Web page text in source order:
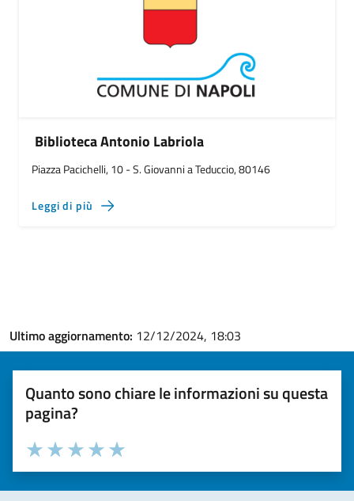
Biblioteca Antonio Labriola
Piazza Pacichelli, 10 - S. Giovanni a Teduccio, 80146
Leggi di più
Ultimo aggiornamento: 12/12/2024, 18:03
Quanto sono chiare le informazioni su questa
pagina?
Valuta la chiarezza delle informazioni (da 1 a 5 stelle)
Seleziona il numero di stelle per valutare la chiarezza delle
Valuta 5 stelle su 5
Valuta 4 stelle su 5
Valuta 3 stelle su 5
Valuta 2 stelle su 5
Valuta 1 stelle su 5